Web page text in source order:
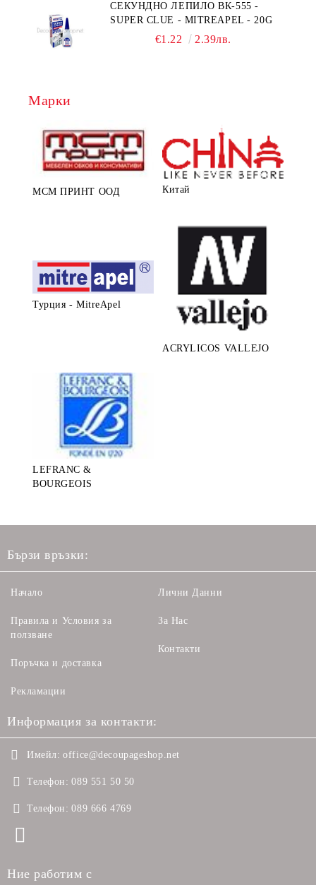
СЕКУНДНО ЛЕПИЛО ВК-555 -
SUPER CLUE - MITREAPEL - 20G
€1.22 2.39лв.
Марки
МСМ ПРИНТ ООД Китай
Турция - MitreApel
ACRYLICOS VALLEJO
LEFRANC &
BOURGEOIS
Бързи връзки:
Начало
Правила и Условия за
ползване
Поръчка и доставка
Рекламации
Лични Данни
За Нас
Контакти
Информация за контакти:
Имейл: office@decoupageshop.net
Телефон: 089 551 50 50
Телефон: 089 666 4769
Ние работим с